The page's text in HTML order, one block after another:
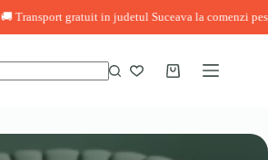
gratuit in judetul Suceava la comenzi peste 3.000
Coș